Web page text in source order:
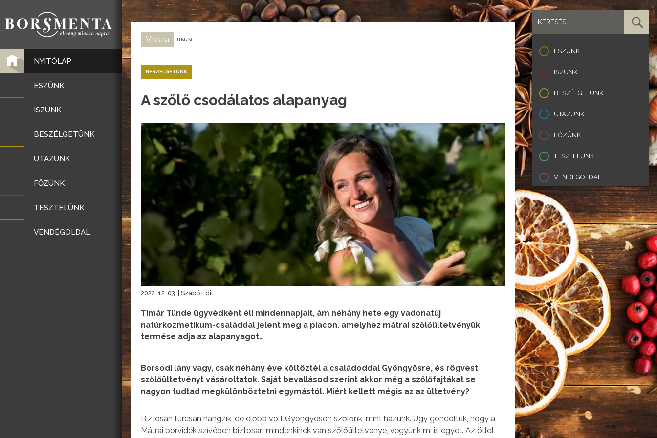
NYITÓLAP
ESZÜNK
ISZUNK
BESZÉLGETÜNK
UTAZUNK
FŐZÜNK
TESZTELÜNK
VENDÉGOLDAL
Vissza mátra
BESZÉLGETÜNK
A szőlő csodálatos alapanyag
2022. 12. 03. | Szabó Edit
Timár Tünde ügyvédként éli mindennapjait, ám néhány hete egy vadonatúj
natúrkozmetikum-családdal jelent meg a piacon, amelyhez mátrai szőlőültetvényük
termése adja az alapanyagot…
Borsodi lány vagy, csak néhány éve költöztél a családoddal Gyöngyösre, és rögvest
szőlőültetvényt vásároltatok. Saját bevallásod szerint akkor még a szőlőfajtákat se
nagyon tudtad megkülönböztetni egymástól. Miért kellett mégis az az ültetvény?
Biztosan furcsán hangzik, de előbb volt Gyöngyösön szőlőnk, mint házunk. Úgy gondoltuk, hogy a
Mátrai borvidék szívében biztosan mindenkinek van szőlőültetvénye, vegyünk mi is egyet. Az ötlet
ESZÜNK
ISZUNK
BESZÉLGETÜNK
UTAZUNK
FŐZÜNK
TESZTELÜNK
VENDÉGOLDAL